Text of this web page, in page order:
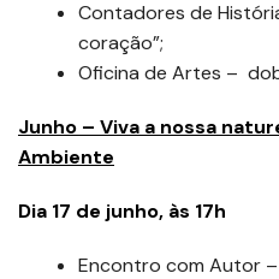
Contadores de
coração”;
Oficina de Artes –
Junho – Viva a nossa
Ambiente
Dia 17 de junho, às 17h
Encontro com Autor –